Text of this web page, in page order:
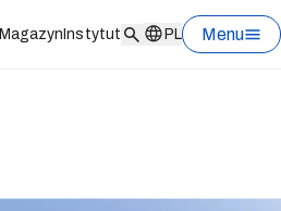
Magazyn Instytut PL Menu